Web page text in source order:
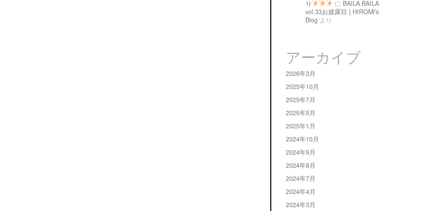
り
に BAILA BAILA
vol.33お披露目 | HIROMI's
Blog より
アーカイブ
2026年3月
2025年10月
2025年7月
2025年5月
2025年1月
2024年10月
2024年9月
2024年8月
2024年7月
2024年4月
2024年3月